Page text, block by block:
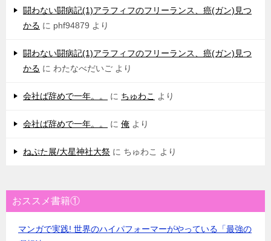
闘わない闘病記(1)アラフィフのフリーランス、癌(ガン)見つ
かる に phf94879 より
闘わない闘病記(1)アラフィフのフリーランス、癌(ガン)見つ
かる に わたなべだいご より
会社ば辞めで一年。。 に ちゅわこ より
会社ば辞めで一年。。 に 俺 より
ねぷた展/大星神社大祭 に ちゅわこ より
おススメ書籍①
マンガで実践! 世界のハイパフォーマーがやっている「最強の